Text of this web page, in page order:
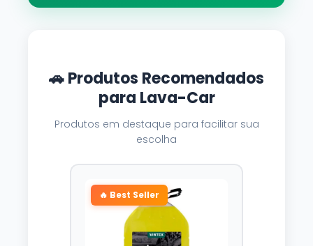
🚗 Produtos Recomendados
para Lava-Car
Produtos em destaque para facilitar sua
escolha
🔥 Best Seller